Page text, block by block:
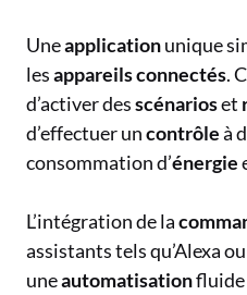
Uneapplicationunique
lesappareilsconnectés.
d’activer desscénarioset
d’effectuer uncontrôleà
consommation d’énergie
L’intégration de la
assistants tels qu’Alexa
uneautomatisation